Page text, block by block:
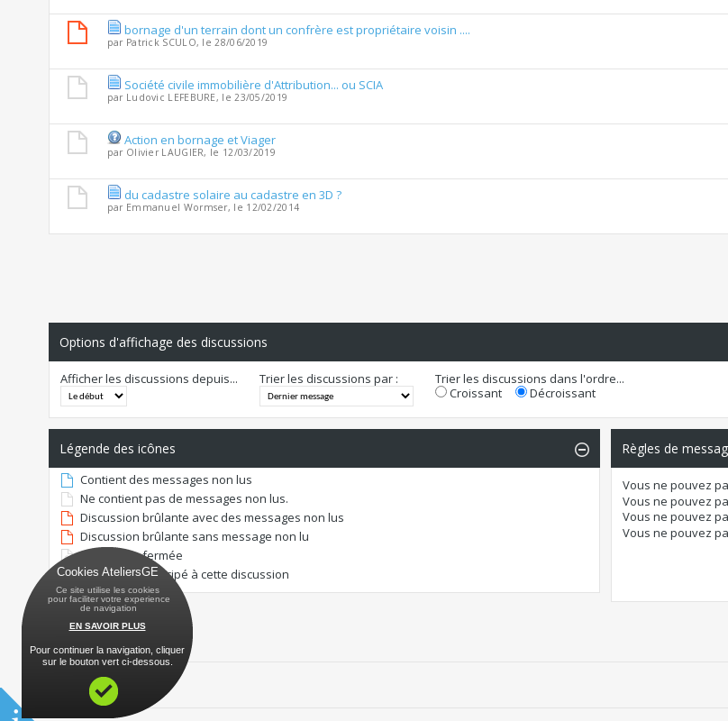
bornage d'un terrain dont un confrère est propriétaire voisin ....
par Patrick SCULO, le 28/06/2019
Société civile immobilière d'Attribution... ou SCIA
par Ludovic LEFEBURE, le 23/05/2019
Action en bornage et Viager
par Olivier LAUGIER, le 12/03/2019
du cadastre solaire au cadastre en 3D ?
par Emmanuel Wormser, le 12/02/2014
Options d'affichage des discussions
Afficher les discussions depuis... Trier les discussions par :
Trier les discussions dans l'ordre...
Croissant
Décroissant
Légende des icônes
Contient des messages non lus
Ne contient pas de messages non lus.
Discussion brûlante avec des messages non lus
Discussion brûlante sans message non lu
Discussion fermée
Vous avez participé à cette discussion
Règles de
Vousne pouvez
Vousne pouvez
Vousne pouvez
Vousne pouvez
Cookies AteliersGE
Ce site utilise les cookies
pour faciliter votre experience
de navigation
EN SAVOIR PLUS
Pour continuer la navigation, cliquer
sur le bouton vert ci-dessous.